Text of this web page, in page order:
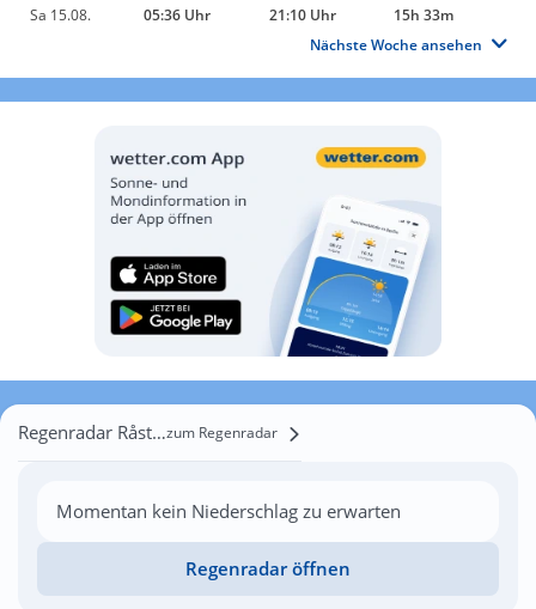
Sa 15.08.
05:36 Uhr 21:10 Uhr
15h 33m
Nächste Woche ansehen
Regenradar Råstadzum Regenradar
Momentan kein Niederschlag zu erwarten
Regenradar öffnen